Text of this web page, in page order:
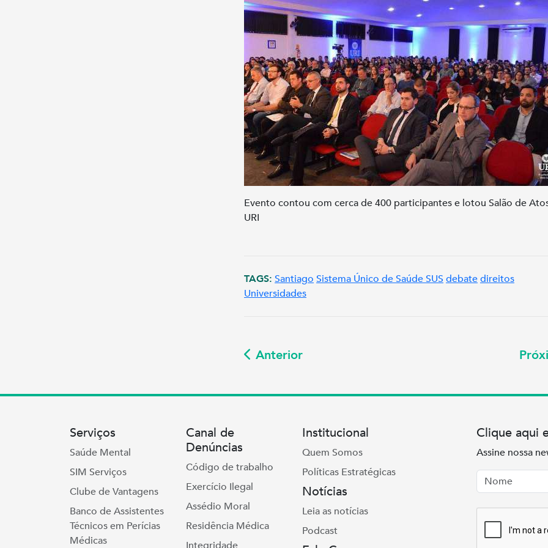
Evento contou com cerca de 400 participantes e lotou Salão de
URI
TAGS: Santiago Sistema Único de Saúde SUS debatedireitos
Universidades
Anterior
Serviços
Saúde Mental
SIM Serviços
Clube de Vantagens
Banco de Assistentes
Técnicos em Perícias
Médicas
Canal de
Denúncias
Código de trabalho
Exercício Ilegal
Assédio Moral
Residência Médica
Institucional
Quem Somos
Políticas Estratégicas
Notícias
Leia as notícias
Podcast
Clique aqui
Assine nossa
Nome
Email